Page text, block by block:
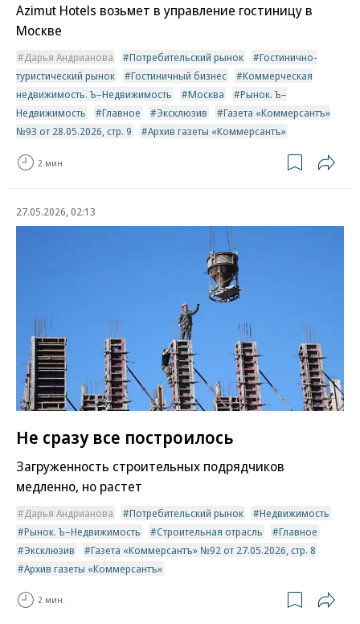
Azimut Hotels возьмет в управление гостиницу в
Москве
Дарья Андрианова Потребительский рынок
Гостинично-
туристический рынок
Гостиничный бизнес
Коммерческая
недвижимость. Ъ–Недвижимость
Москва
Рынок. Ъ–
Недвижимость
Главное Эксклюзив
Газета «Коммерсантъ»
№93 от 28.05.2026, стр. 9
Архив газеты «Коммерсантъ»
2 мин.
27.05.2026, 02:13
Не сразу все построилось
Загруженность строительных подрядчиков
медленно, но растет
Дарья Андрианова Потребительский рынок
Недвижимость
Рынок. Ъ–Недвижимость
Строительная отрасль
Главное
Эксклюзив
Газета «Коммерсантъ» №92 от 27.05.2026, стр. 8
Архив газеты «Коммерсантъ»
2 мин.